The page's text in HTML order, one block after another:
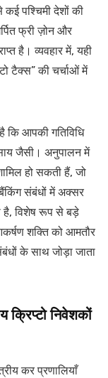
पश्चिमी देशों की
फ्री ज़ोन और
है। व्यवहार में, यही
टैक्स” की चर्चाओं में
कि आपकी गतिविधि
जैसी। अनुपालन में
हो सकती हैं, जो
संबंधों में अक्सर
है, विशेष रूप से बड़े
शक्ति को आमतौर
के साथ जोड़ा जाता
क्रिप्टो निवेशकों
कर प्रणालियाँ